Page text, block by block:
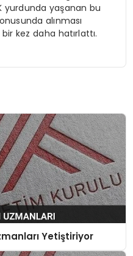
yurdunda yaşanan bu
alınması
kez daha hatırlattı.
Yetiştiriyor